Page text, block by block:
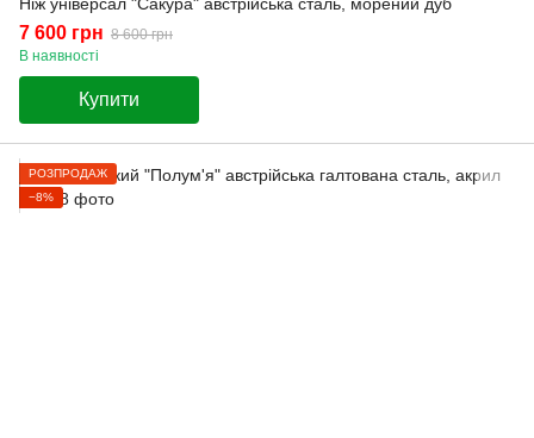
7 600 грн 8 600 грн
В наявності
Купити
РОЗПРОДАЖ
−8%